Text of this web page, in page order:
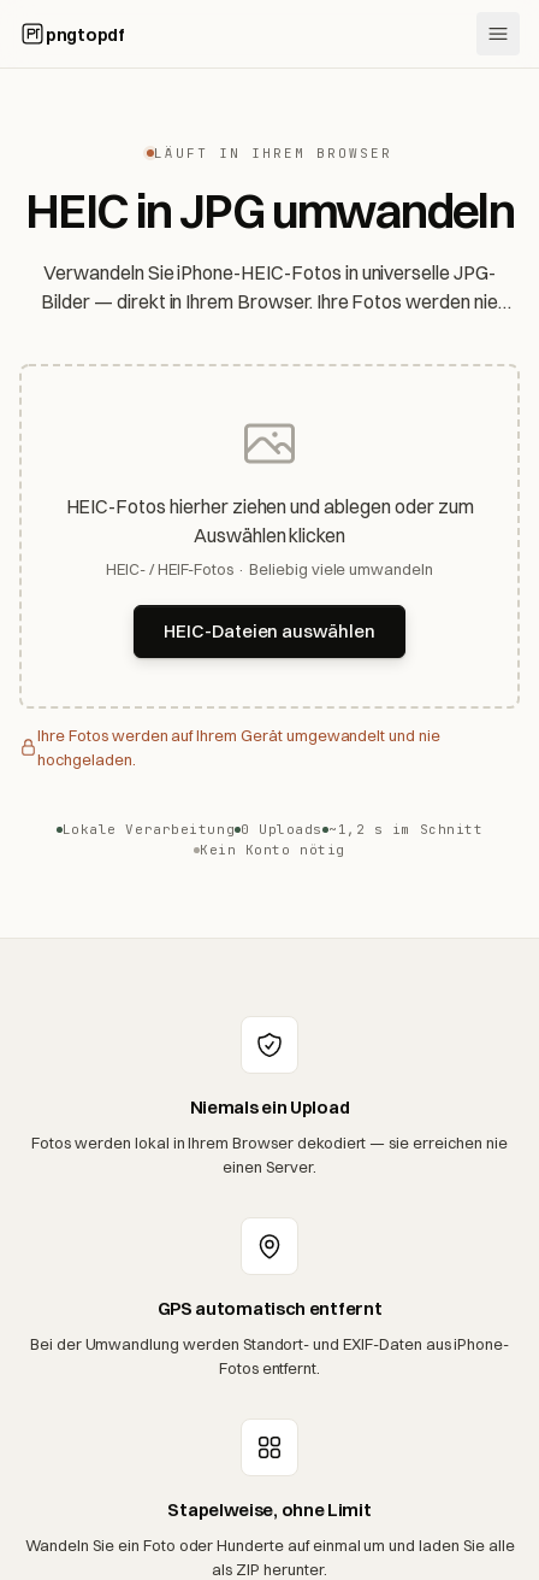
pngtopdf
LÄUFT IN IHREM BROWSER
HEIC in JPG umwandeln
Verwandeln Sie iPhone-HEIC-Fotos in universelle JPG-
Bilder — direkt in Ihrem Browser. Ihre Fotos werden nie
entfernt.
HEIC-Fotos hierher ziehen und ablegen oder zum
Auswählen klicken
HEIC- / HEIF-Fotos · Beliebig viele umwandeln
HEIC-Dateien auswählen
Ihre Fotos werden auf Ihrem Gerät umgewandelt und nie
hochgeladen.
Lokale Verarbeitung 0 Uploads ~1,2 s im Schnitt
Kein Konto nötig
Niemals ein Upload
Fotos werden lokal in Ihrem Browser dekodiert — sie erreichen nie
einen Server.
GPS automatisch entfernt
Bei der Umwandlung werden Standort- und EXIF-Daten aus iPhone-
Fotos entfernt.
Stapelweise, ohne Limit
Wandeln Sie ein Foto oder Hunderte auf einmal um und laden Sie alle
als ZIP herunter.